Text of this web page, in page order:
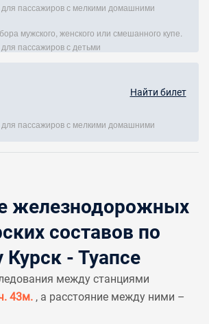
для пассажиров с мелкими домашними
мужского, женского или смешанного купе.
пассажиров с детьми
Найти билет
для пассажиров с мелкими домашними
железнодорожных
составов по
- Туапсе
между станциями
43м. , а расстояние между ними –